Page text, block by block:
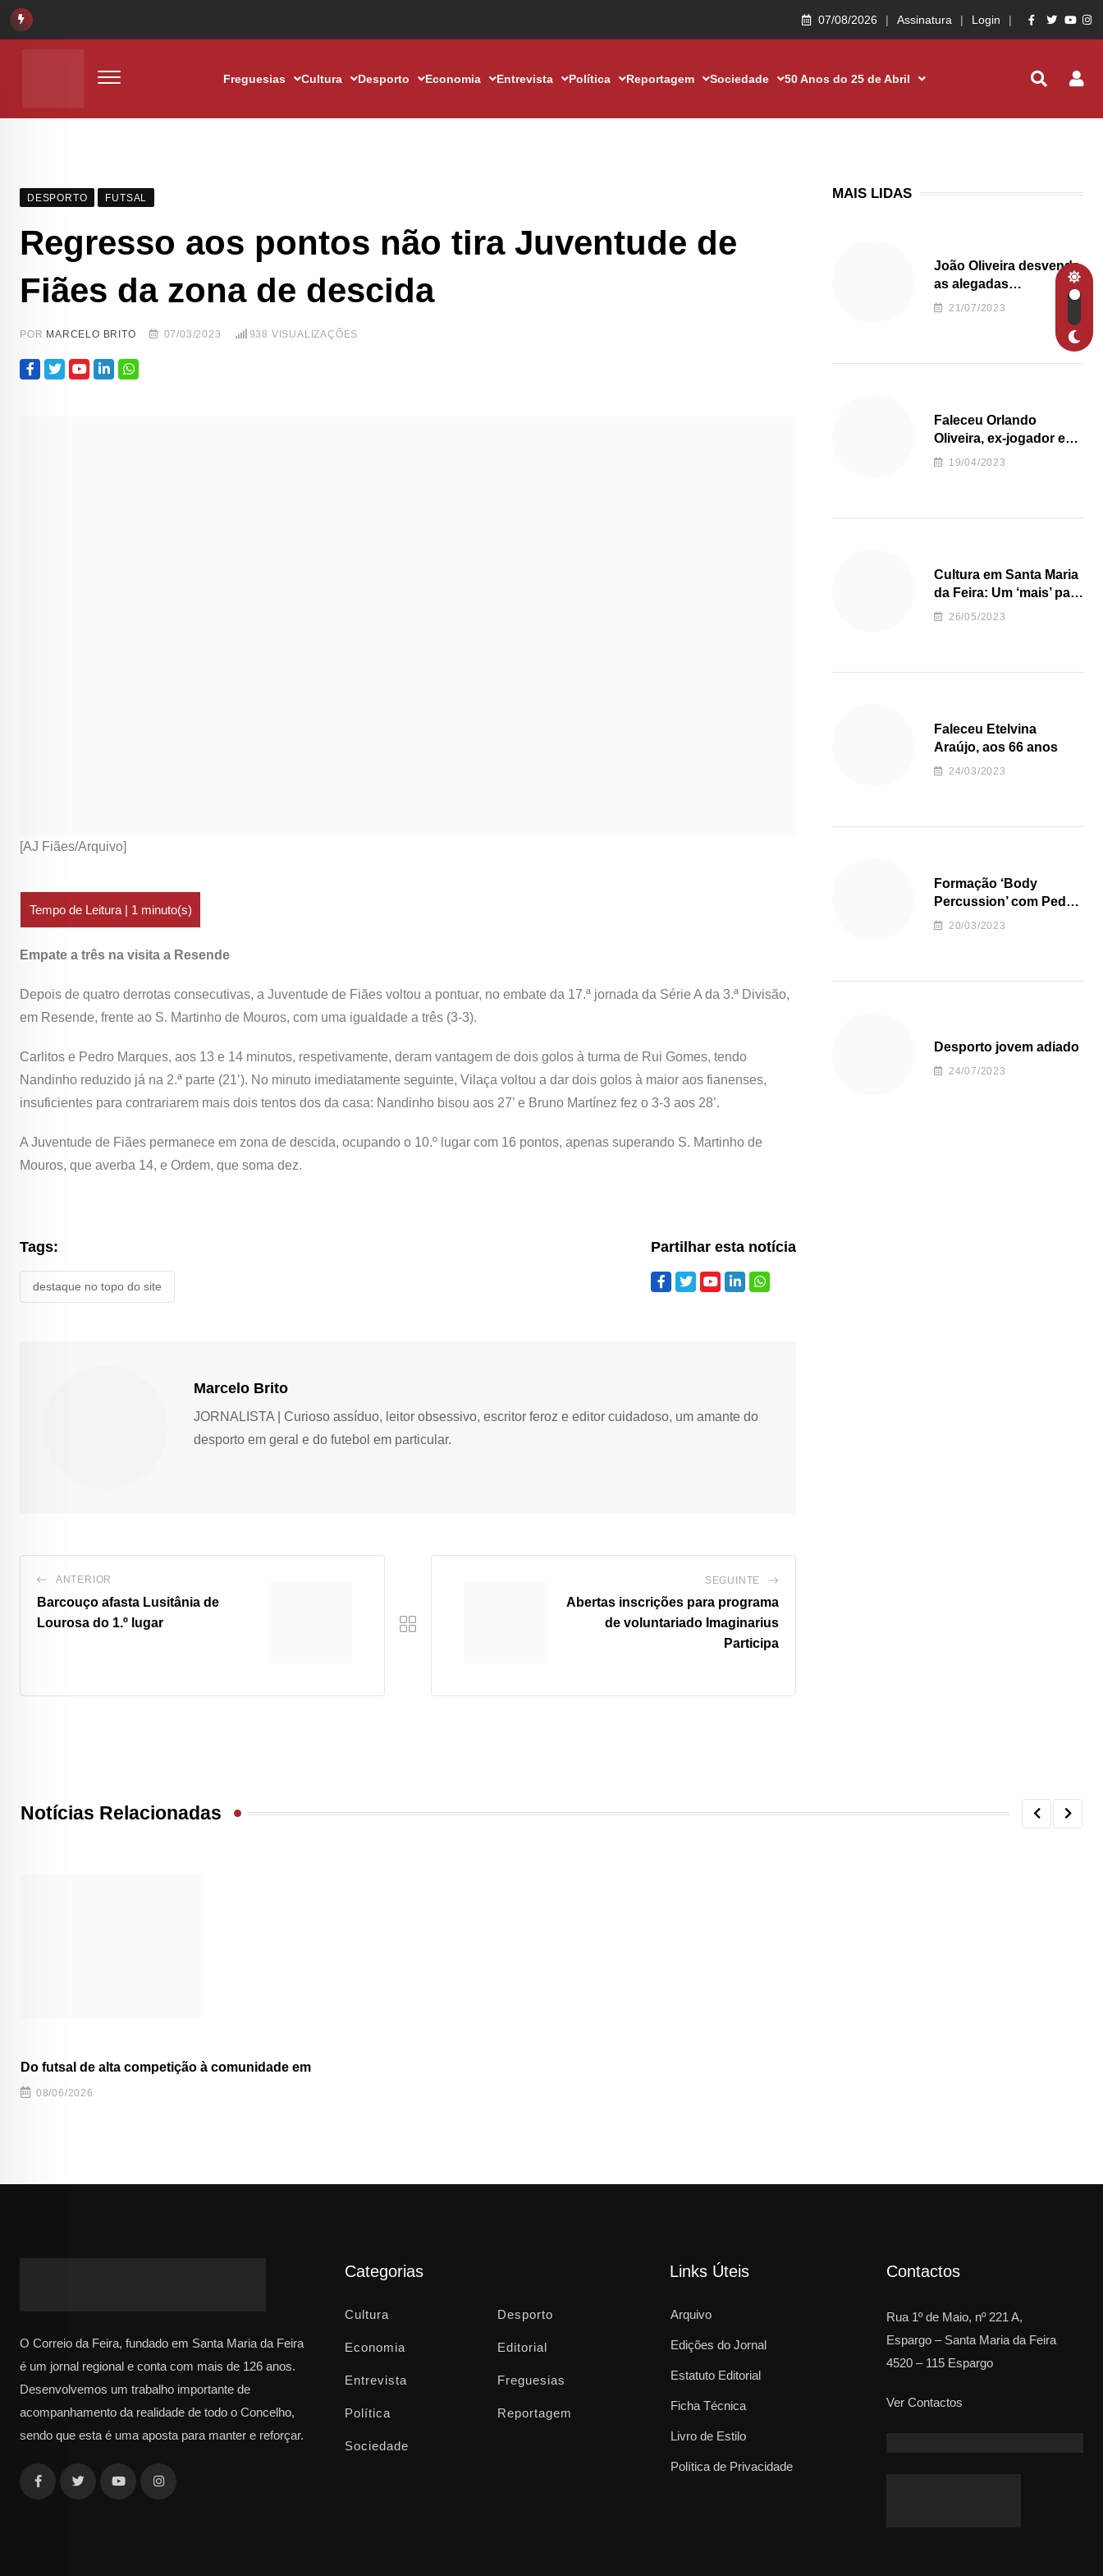
07/08/2026 Assinatura Login
Freguesias Cultura Desporto Economia Entrevista Política Reportagem Sociedade 50 Anos do 25 de Abril
DESPORTO FUTSAL
Regresso aos pontos não tira Juventude de
Fiães da zona de descida
POR MARCELO BRITO 07/03/2023 938 VISUALIZAÇÕES
[AJ Fiães/Arquivo]
Empate a três na visita a Resende
Depois de quatro derrotas consecutivas, a Juventude de Fiães voltou a pontuar, no embate da 17.ª jornada da Série A da 3.ª Divisão,
em Resende, frente ao S. Martinho de Mouros, com uma igualdade a três (3-3).
Carlitos e Pedro Marques, aos 13 e 14 minutos, respetivamente, deram vantagem de dois golos à turma de Rui Gomes, tendo
Nandinho reduzido já na 2.ª parte (21’). No minuto imediatamente seguinte, Vilaça voltou a dar dois golos à maior aos fianenses,
insuficientes para contrariarem mais dois tentos dos da casa: Nandinho bisou aos 27’ e Bruno Martínez fez o 3-3 aos 28’.
A Juventude de Fiães permanece em zona de descida, ocupando o 10.º lugar com 16 pontos, apenas superando S. Martinho de
Mouros, que averba 14, e Ordem, que soma dez.
Tags:
destaque no topo do site
Partilhar esta notícia
Marcelo Brito
JORNALISTA | Curioso assíduo, leitor obsessivo, escritor feroz e editor cuidadoso, um amante do
desporto em geral e do futebol em particular.
ANTERIOR
Barcouço afasta Lusitânia de
Lourosa do 1.º lugar
SEGUINTE
Abertas inscrições para programa
de voluntariado Imaginarius
Participa
MAIS LIDAS
João Oliveira desvenda
as alegadas
irregularidades da
Junta de Freguesia S.
21/07/2023
Faleceu Orlando
Oliveira, ex-jogador e
treinador da formação
19/04/2023
Cultura em Santa Maria
da Feira: Um ‘mais’ para
o Concelho
26/05/2023
Faleceu Etelvina
Araújo, aos 66 anos
24/03/2023
Formação ‘Body
Percussion’ com Pedro
Almeida
20/03/2023
Desporto jovem adiado
24/07/2023
Notícias Relacionadas
Do futsal de alta competição à comunidade em
08/06/2026
O Correio da Feira, fundado em Santa Maria da Feira
é um jornal regional e conta com mais de 126 anos.
Desenvolvemos um trabalho importante de
acompanhamento da realidade de todo o Concelho,
sendo que esta é uma aposta para manter e reforçar.
Categorias
Cultura Desporto
Economia Editorial
Entrevista Freguesias
Política Reportagem
Sociedade
Links Úteis
Arquivo
Edições do Jornal
Estatuto Editorial
Ficha Técnica
Livro de Estilo
Política de Privacidade
Contactos
Rua 1º de Maio, nº 221 A,
Espargo – Santa Maria da Feira
4520 – 115 Espargo
Ver Contactos